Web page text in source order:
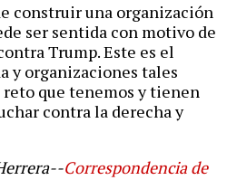
construir una organización
ser sentida con motivo de
Trump. Este es el
y organizaciones tales
reto que tenemos y tienen
contra la derecha y
Correspondencia de